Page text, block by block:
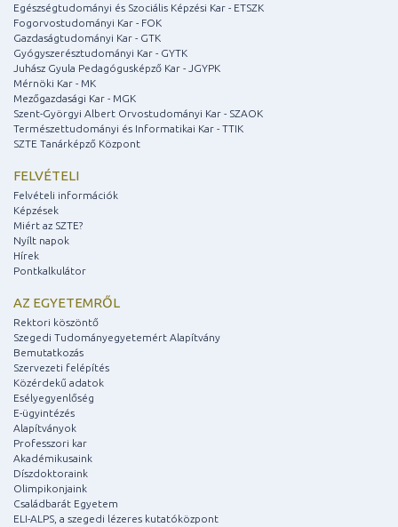
Egészségtudományi és Szociális Képzési Kar - ETSZK
Fogorvostudományi Kar - FOK
Gazdaságtudományi Kar - GTK
Gyógyszerésztudományi Kar - GYTK
Juhász Gyula Pedagógusképző Kar - JGYPK
Mérnöki Kar - MK
Mezőgazdasági Kar - MGK
Szent-Györgyi Albert Orvostudományi Kar - SZAOK
Természettudományi és Informatikai Kar - TTIK
SZTE Tanárképző Központ
FELVÉTELI
Felvételi információk
Képzések
Miért az SZTE?
Nyílt napok
Hírek
Pontkalkulátor
AZ EGYETEMRŐL
Rektori köszöntő
Szegedi Tudományegyetemért Alapítvány
Bemutatkozás
Szervezeti felépítés
Közérdekű adatok
Esélyegyenlőség
E-ügyintézés
Alapítványok
Professzori kar
Akadémikusaink
Díszdoktoraink
Olimpikonjaink
Családbarát Egyetem
ELI-ALPS, a szegedi lézeres kutatóközpont